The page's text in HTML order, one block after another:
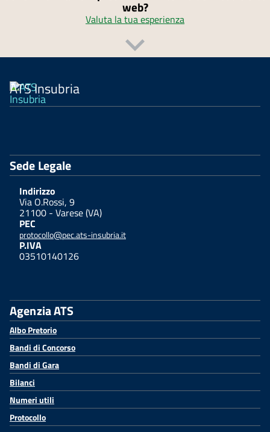
web?
Valuta la tua esperienza
ATS Insubria
Sede Legale
Indirizzo
Via O.Rossi, 9
21100 - Varese (VA)
PEC
protocollo@pec.ats-insubria.it
P.IVA
03510140126
Agenzia ATS
Albo Pretorio
Bandi di Concorso
Bandi di Gara
Bilanci
Numeri utili
Protocollo